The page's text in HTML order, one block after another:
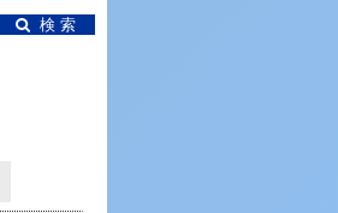
検 索